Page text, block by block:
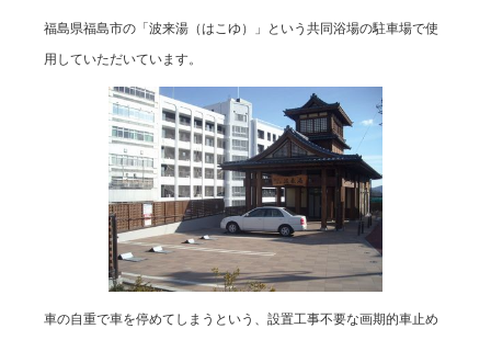
福島県福島市の「波来湯（はこゆ）」という共同浴場の駐車場で使
用していただいています。
車の自重で車を停めてしまうという、設置工事不要な画期的車止め